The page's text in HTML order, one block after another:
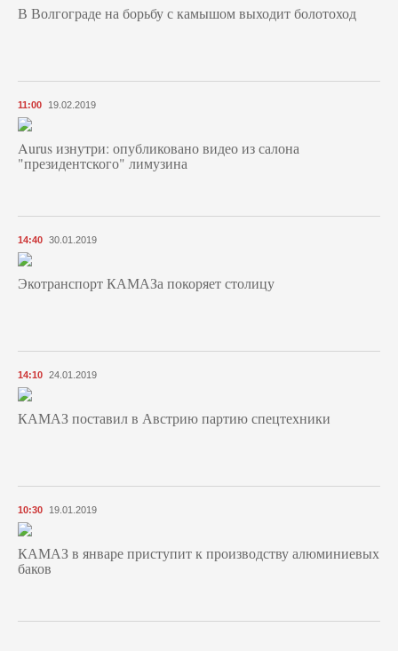
В Волгограде на борьбу с камышом выходит болотоход
11:00 19.02.2019
Aurus изнутри: опубликовано видео из салона
"президентского" лимузина
14:40 30.01.2019
Экотранспорт КАМАЗа покоряет столицу
14:10 24.01.2019
КАМАЗ поставил в Австрию партию спецтехники
10:30 19.01.2019
КАМАЗ в январе приступит к производству алюминиевых
баков